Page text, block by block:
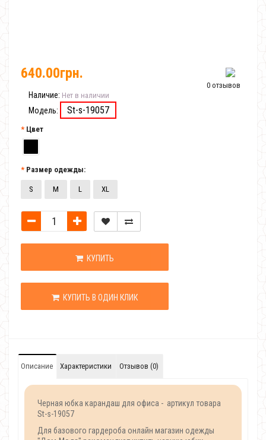
0 отзывов
640.00грн.
Наличие: Нет в наличии
Модель: St-s-19057
Цвет
Размер одежды:
S M L XL
КУПИТЬ
КУПИТЬ В ОДИН КЛИК
Описание Характеристики Отзывов (0)
Черная юбка карандаш для офиса - артикул товара
St-s-19057
Для базового гардероба онлайн магазин одежды